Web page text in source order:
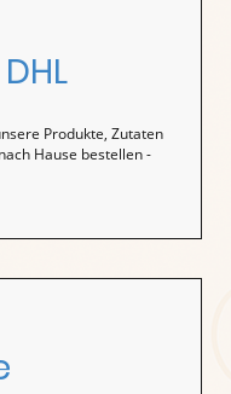
Produkte, Zutaten
Hause bestellen -